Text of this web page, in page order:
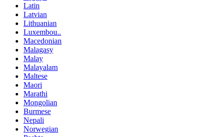
Latin
Latvian
Lithuanian
Luxembou..
Macedonian
Malagasy
Malay
Malayalam
Maltese
Maori
Marathi
Mongolian
Burmese
Nepali
Norwegian